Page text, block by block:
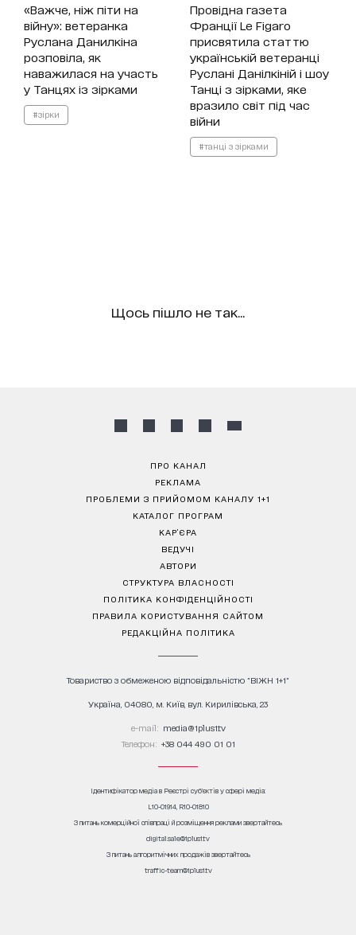
«Важче, ніж піти на
війну»: ветеранка
Руслана Данилкіна
розповіла, як
наважилася на участь
у Танцях із зірками
#зірки
Провідна газета
Франції Le Figaro
присвятила статтю
українській ветеранці
Руслані Данілкіній і шоу
Танці з зірками, яке
вразило світ під час
війни
#танці з зірками
Щось пішло не так...
ПРО КАНАЛ
РЕКЛАМА
ПРОБЛЕМИ З ПРИЙОМОМ КАНАЛУ 1+1
КАТАЛОГ ПРОГРАМ
КАР’ЄРА
ВЕДУЧІ
АВТОРИ
СТРУКТУРА ВЛАСНОСТІ
ПОЛІТИКА КОНФІДЕНЦІЙНОСТІ
ПРАВИЛА КОРИСТУВАННЯ САЙТОМ
РЕДАКЦІЙНА ПОЛІТИКА
Товариство з обмеженою відповідальністю "ВІЖН 1+1"
Україна, 04080, м. Київ, вул. Кирилівська, 23
е-mail: media@1plus1.tv
Телефон: +38 044 490 01 01
Ідентифікатор медіа в Реєстрі суб’єктів у сфері медіа:
L10-01914, R10-01810
З питань комерційної співпраці й розміщення реклами звертайтесь
digital.sale@1plus1.tv
З питань алгоритмічних продажів звертайтесь
traffic-team@1plus1.tv